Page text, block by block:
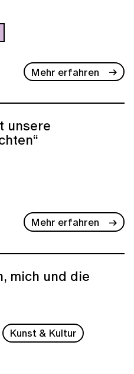
Mehr erfahren
unsere
Mehr erfahren
mich und die
Kunst & Kultur